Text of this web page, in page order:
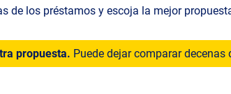
de los préstamos y escoja la mejor
propuesta. Puede dejar comparar